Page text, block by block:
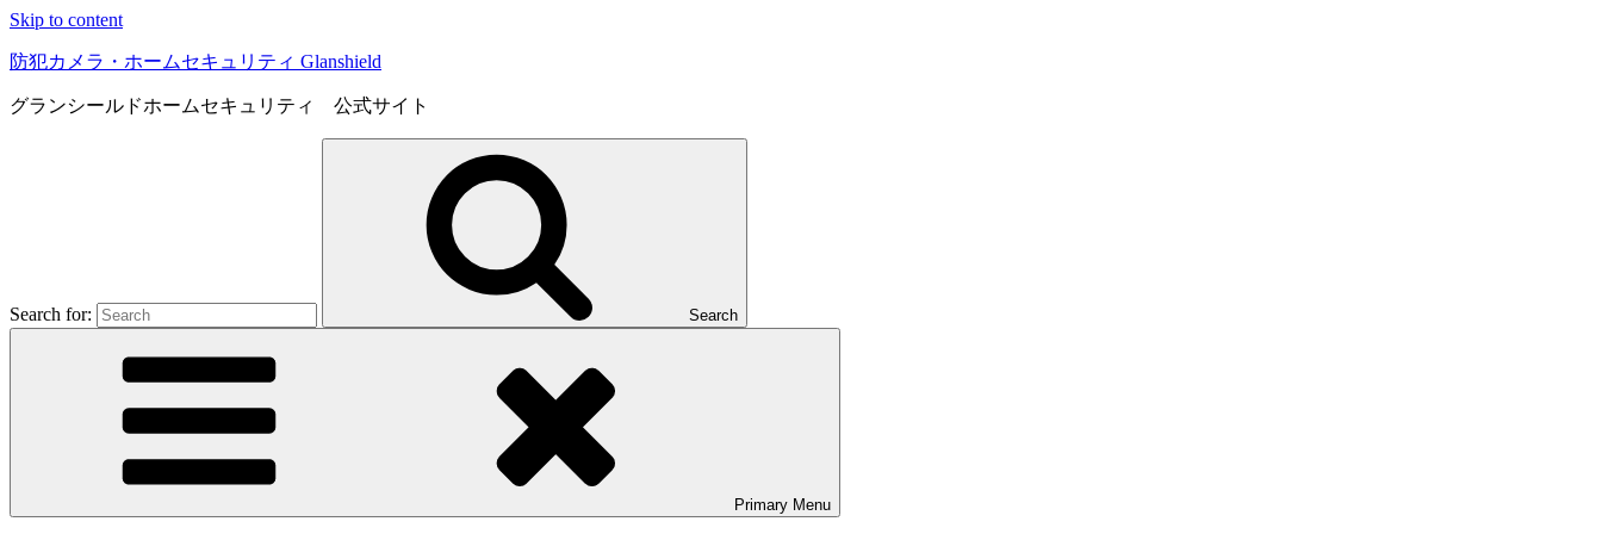
Skip to content
防犯カメラ・ホームセキュリティ Glanshield
グランシールドホームセキュリティ 公式サイト
Search for: Search
Primary Menu